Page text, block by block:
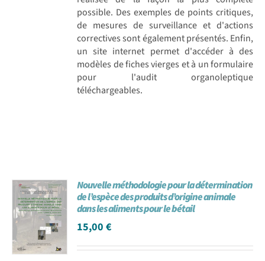
possible. Des exemples de points critiques,
de mesures de surveillance et d'actions
correctives sont également présentés. Enfin,
un site internet permet d'accéder à des
modèles de fiches vierges et à un formulaire
pour l'audit organoleptique
téléchargeables.
Nouvelle méthodologie pour la détermination
de l’espèce des produits d’origine animale
dans les aliments pour le bétail
15,00€